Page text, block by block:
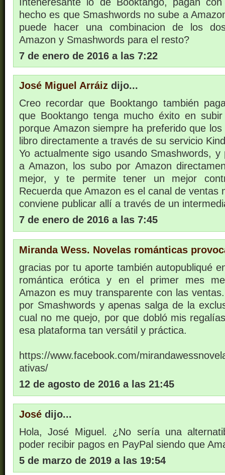
hecho es que Smashwords no sube a
puede hacer una combinacion de los
Amazon y Smashwords para el resto?
7 de enero de 2016 a las 7:22
José Miguel Arráiz dijo...
Creo recordar que Booktango también
que Booktango tenga mucho éxito en
porque Amazon siempre ha preferido que
libro directamente a través de su servicio
Yo actualmente sigo usando Smashwords,
a Amazon, los subo por Amazon
mejor, y te permite tener un mejor
Recuerda que Amazon es el canal de ventas
conviene publicar allí a través de un
7 de enero de 2016 a las 7:45
Miranda Wess. Novelas románticas
gracias por tu aporte también autopubliqué
romántica erótica y en el primer mes
Amazon es muy transparente con las
por Smashwords y apenas salga de la
cual no me quejo, por que dobló mis
esa plataforma tan versátil y práctica.
https://www.facebook.com/
ativas/
12 de agosto de 2016 a las 21:45
José dijo...
Hola, José Miguel. ¿No sería una
poder recibir pagos en PayPal siendo que
5 de marzo de 2019 a las 19:54